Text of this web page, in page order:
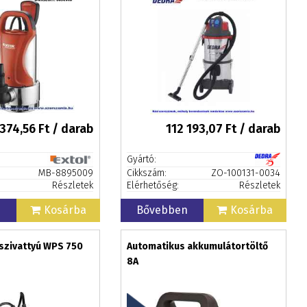
Ft / darab
MB-8895009
Részletek
Kosárba
112 193,07 Ft / darab
Gyártó:
Cikkszám:
ZO-100131-0034
Elérhetőség:
Részletek
Bővebben Kosárba
WPS 750
Automatikus akkumulátortöltő
8A